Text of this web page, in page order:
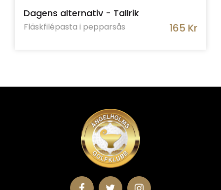
Dagens alternativ - Tallrik
Fläskfilépasta i pepparsås 165 Kr